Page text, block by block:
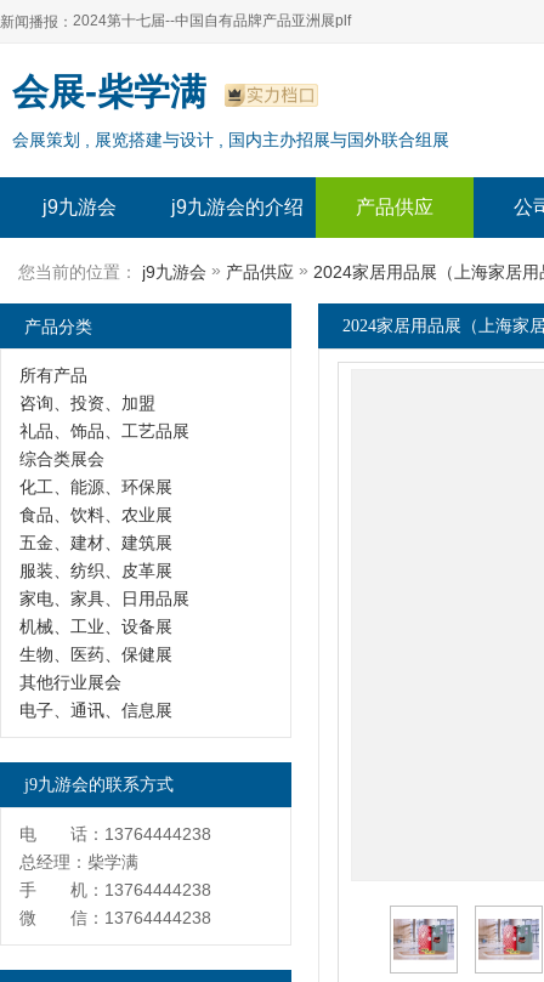
新闻播报：
2024上海自有品牌展--百货展|食品展 零售展|oem展
2024全球自有--品牌产品亚洲展（plf）
2024上海自有品牌展--2024上海oem 贴牌代加工展
2024第十七届--中国自有品牌产品亚洲展plf
2024全球自有--品牌产品亚洲展（plf）
2024年上海--第17届自有品牌展
会展-柴学满
会展策划 , 展览搭建与设计 , 国内主办招展与国外联合组展
j9九游会 j9九游会的介绍 产品供应 公
您当前的位置： j9九游会 » 产品供应 » 2024家居用品展（上海家居用
2024家居用品展（上海家
产品分类
所有产品
咨询、投资、加盟
礼品、饰品、工艺品展
综合类展会
化工、能源、环保展
食品、饮料、农业展
五金、建材、建筑展
服装、纺织、皮革展
家电、家具、日用品展
机械、工业、设备展
生物、医药、保健展
其他行业展会
电子、通讯、信息展
j9九游会的联系方式
电 话：13764444238
总经理：柴学满
手 机：13764444238
微 信：13764444238